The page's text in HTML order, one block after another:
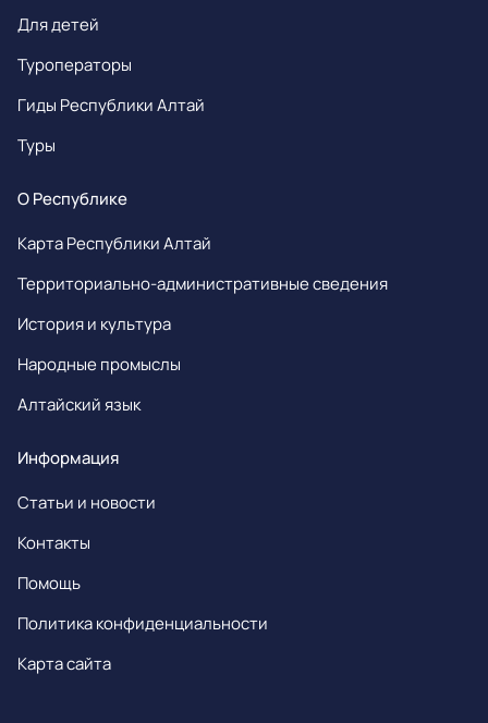
Для детей
Туроператоры
Гиды Республики Алтай
Туры
О Республике
Карта Республики Алтай
Территориально-административные сведения
История и культура
Народные промыслы
Алтайский язык
Информация
Статьи и новости
Контакты
Помощь
Политика конфиденциальности
Карта сайта